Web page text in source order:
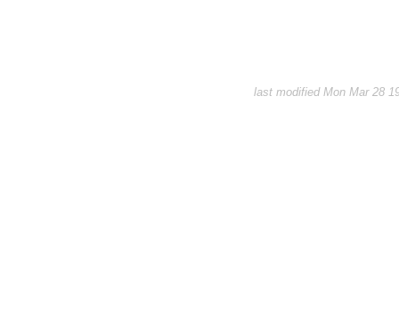
last modified Mon Mar 28